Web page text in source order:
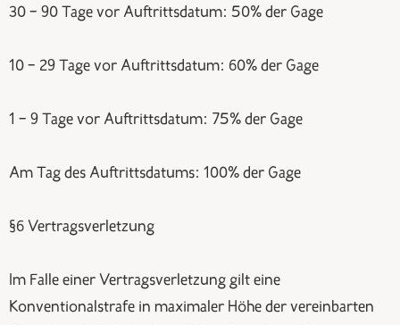
30 – 90 Tage vor Auftrittsdatum: 50% der Gage
10 – 29 Tage vor Auftrittsdatum: 60% der Gage
1 – 9 Tage vor Auftrittsdatum: 75% der Gage
Am Tag des Auftrittsdatums: 100% der Gage
§6 Vertragsverletzung
Im Falle einer Vertragsverletzung gilt eine
Konventionalstrafe in maximaler Höhe der vereinbarten